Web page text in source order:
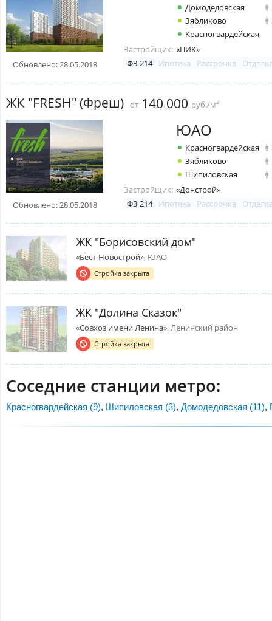
Обновлено: 28.05.2018
Домодедовская
Зябликово
Красногвардейская
Застройщик: «ПИК»
ФЗ 214
Ипотека Рассрочка
ЖК "FRESH" (Фреш) от 140 000 руб./м2
Обновлено: 28.05.2018
ЮАО
Красногвардейская
Зябликово
Шипиловская
Застройщик: «Донстрой»
ФЗ 214
Ипотека Рассрочка
ЖК "Борисовский дом"
«Бест-Новострой», ЮАО
Стройка закрыта
ЖК "Долина Сказок"
«Совхоз имени Ленина», Ленинский район
Стройка закрыта
Соседние станции метро:
Красногвардейская (9), Шипиловская (3), Домодедовская (11),